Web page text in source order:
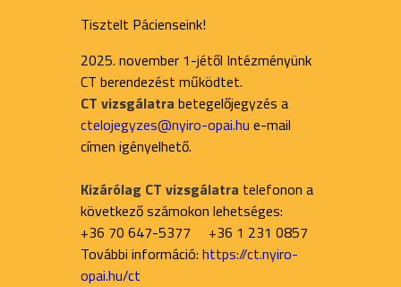
Tisztelt Pácienseink!
2025. november 1-jétől Intézményünk
CT berendezést működtet.
CT vizsgálatra betegelőjegyzés a
ctelojegyzes@nyiro-opai.hu e-mail
címen igényelhető.
Kizárólag CT vizsgálatra telefonon a
következő számokon lehetséges:
+36 70 647-5377 +36 1 231 0857
További információ: https://ct.nyiro-
opai.hu/ct